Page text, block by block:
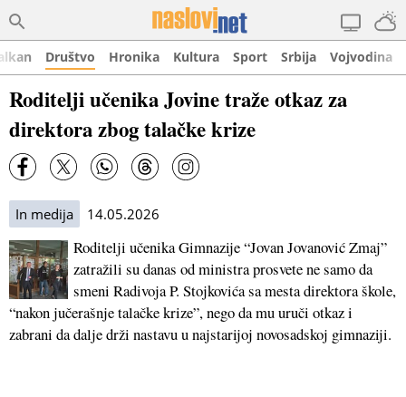
Društvo Hronika Kultura Sport Srbija Vojvodina
Roditelji učenika Jovine traže otkaz za
direktora zbog talačke krize
In medija 14.05.2026
Roditelji učenika Gimnazije “Jovan Jovanović Zmaj”
zatražili su danas od ministra prosvete ne samo da
smeni Radivoja P. Stojkovića sa mesta direktora škole,
“nakon jučerašnje talačke krize”, nego da mu uruči otkaz i
zabrani da dalje drži nastavu u najstarijoj novosadskoj gimnaziji.